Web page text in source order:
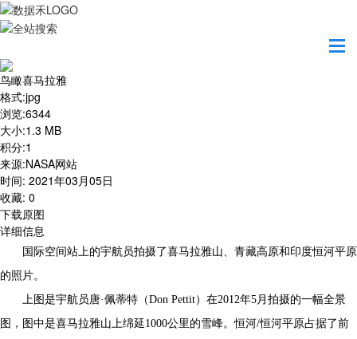
鸟瞰喜马拉雅
格式:jpg
浏览:6344
大小:1.3 MB
积分:1
来源:NASA网站
时间: 2021年03月05日
收藏: 0
下载原图
详细信息
国际空间站上的宇航员拍摄了喜马拉雅山、青藏高原和印度恒河平原
的照片。
上图是宇航员唐·佩蒂特（Don Pettit）在2012年5月拍摄的一幅全景
图，图中是喜马拉雅山上绵延1000公里的雪峰。恒河/恒河平原占据了前